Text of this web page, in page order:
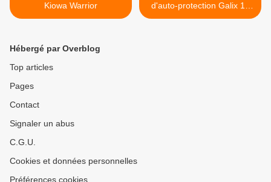
Kiowa Warrior
d'auto-protection Galix 13
d'Etienne-Lacroix en
Hébergé par Overblog
Top articles
Pages
Contact
Signaler un abus
C.G.U.
Cookies et données personnelles
Préférences cookies